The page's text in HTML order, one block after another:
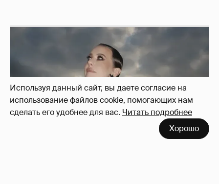
Используя данный сайт, вы даете согласие на
использование файлов cookie, помогающих нам
сделать его удобнее для вас. Читать подробнее
Хорошо